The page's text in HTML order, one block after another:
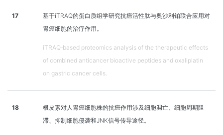
17
基于iTRAQ的蛋白质组学研究抗癌活性肽与奥沙利铂联合应用对
胃癌细胞的治疗作用。
iTRAQ‑based proteomics analysis of the therapeutic effects
of combined anticancer bioactive peptides and oxaliplatin
on gastric cancer cells.
18
根皮素对人胃癌细胞株的抗癌作用涉及细胞凋亡、细胞周期阻
滞、抑制细胞侵袭和JNK信号传导途径。